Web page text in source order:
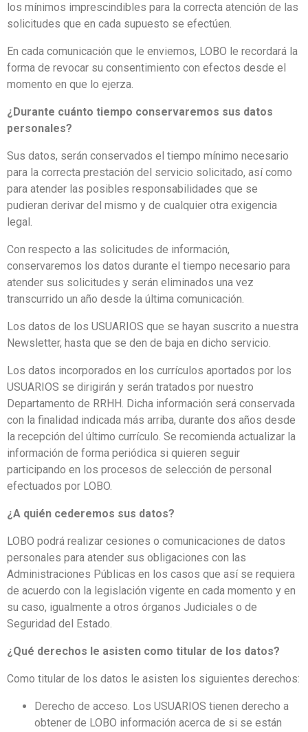
los mínimos imprescindibles para la correcta atención de las
solicitudes que en cada supuesto se efectúen.
En cada comunicación que le enviemos, LOBO le recordará la
forma de revocar su consentimiento con efectos desde el
momento en que lo ejerza.
¿Durante cuánto tiempo conservaremos sus datos
personales?
Sus datos, serán conservados el tiempo mínimo necesario
para la correcta prestación del servicio solicitado, así como
para atender las posibles responsabilidades que se
pudieran derivar del mismo y de cualquier otra exigencia
legal.
Con respecto a las solicitudes de información,
conservaremos los datos durante el tiempo necesario para
atender sus solicitudes y serán eliminados una vez
transcurrido un año desde la última comunicación.
Los datos de los USUARIOS que se hayan suscrito a nuestra
Newsletter, hasta que se den de baja en dicho servicio.
Los datos incorporados en los currículos aportados por los
USUARIOS se dirigirán y serán tratados por nuestro
Departamento de RRHH. Dicha información será conservada
con la finalidad indicada más arriba, durante dos años desde
la recepción del último currículo. Se recomienda actualizar la
información de forma periódica si quieren seguir
participando en los procesos de selección de personal
efectuados por LOBO.
¿A quién cederemos sus datos?
LOBO podrá realizar cesiones o comunicaciones de datos
personales para atender sus obligaciones con las
Administraciones Públicas en los casos que así se requiera
de acuerdo con la legislación vigente en cada momento y en
su caso, igualmente a otros órganos Judiciales o de
Seguridad del Estado.
¿Qué derechos le asisten como titular de los datos?
Como titular de los datos le asisten los siguientes derechos:
Derecho de acceso. Los USUARIOS tienen derecho a
obtener de LOBO información acerca de si se están